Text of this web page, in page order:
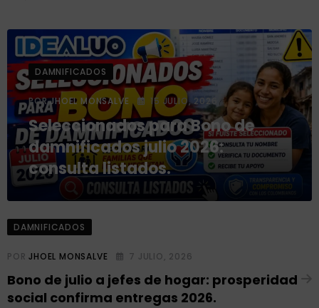
DAMNIFICADOS
PORJHOEL MONSALVE 15 JULIO, 2026
Seleccionados para Bono de
damnificados julio 2026:
consulta listados.
DAMNIFICADOS
PORJHOEL MONSALVE 7 JULIO, 2026
Bono de julio a jefes de hogar: prosperidad
social confirma entregas 2026.